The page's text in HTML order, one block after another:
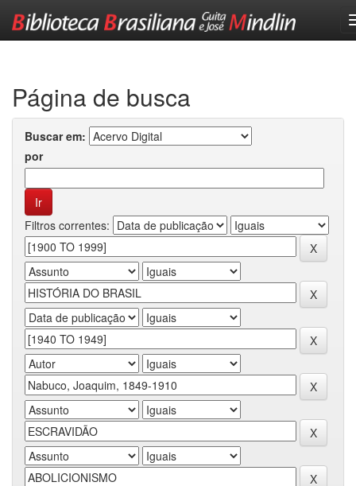
Página de busca
Buscar em:
por
Filtros correntes: